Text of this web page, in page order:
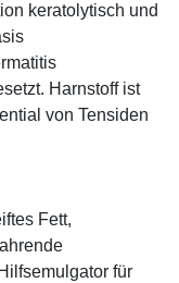
keratolytisch und
Harnstoff ist
von Tensiden
Fett,
für